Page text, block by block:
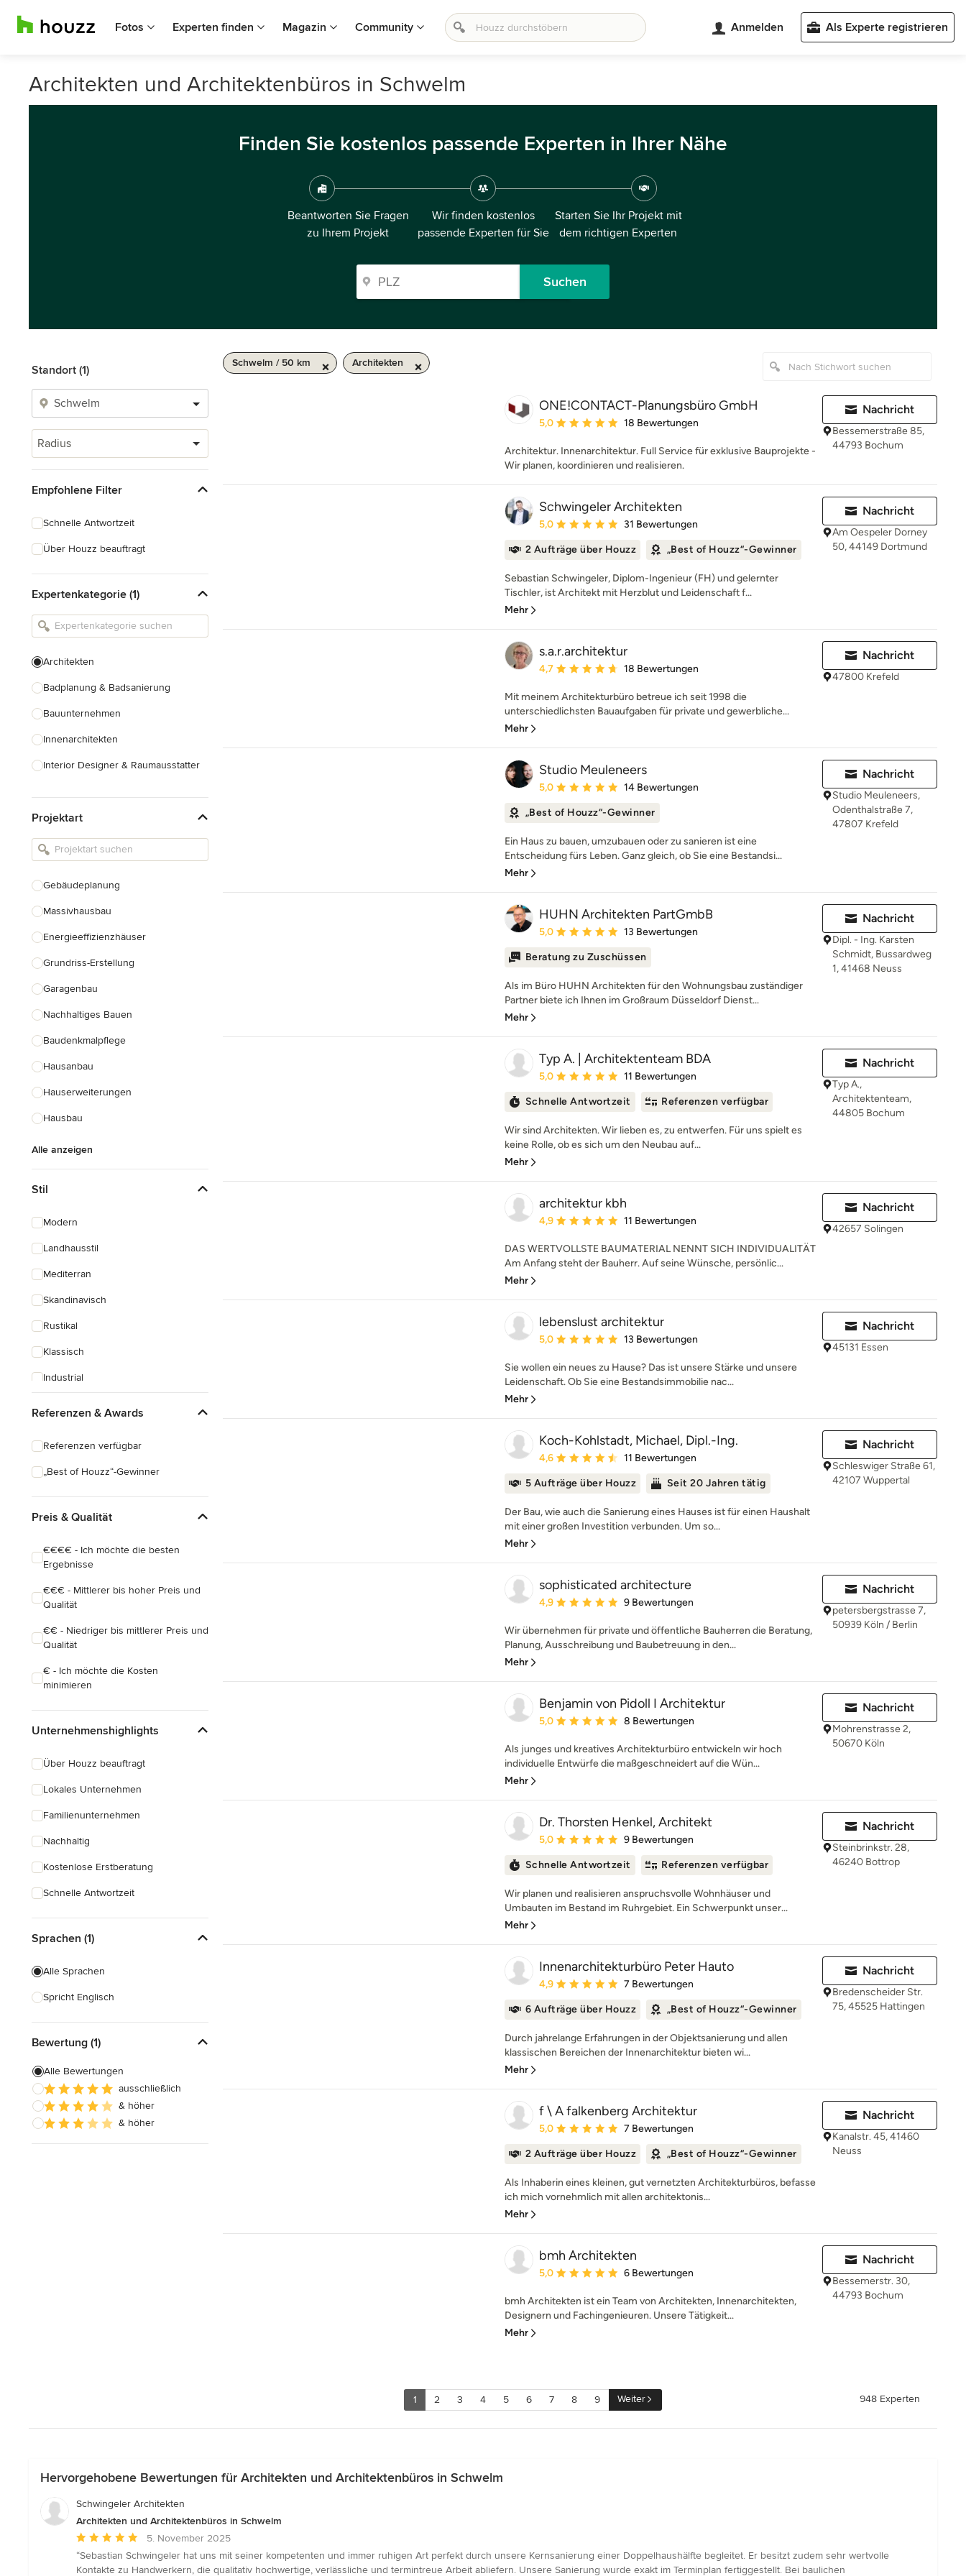
Fotos Experten finden Magazin Community Anmelden Als Experte registrieren
Architekten und Architektenbüros in Schwelm
Finden Sie kostenlos passende Experten in Ihrer Nähe
Beantworten Sie Fragen
zu Ihrem Projekt
Wir finden kostenlos
passende Experten für Sie
Starten Sie Ihr Projekt mit
dem richtigen Experten
Suchen
Standort (1)
Radius
Empfohlene Filter
Schnelle Antwortzeit
Über Houzz beauftragt
Expertenkategorie (1)
Architekten
Badplanung & Badsanierung
Bauunternehmen
Innenarchitekten
Interior Designer & Raumausstatter
Landschaftsarchitekten
Armaturen & Sanitärbedarf
Einbauschränke
Projektart
Gebäudeplanung
Massivhausbau
Energieeffizienzhäuser
Grundriss-Erstellung
Garagenbau
Nachhaltiges Bauen
Baudenkmalpflege
Hausanbau
Hauserweiterungen
Hausbau
Alle anzeigen
Stil
Modern
Landhausstil
Mediterran
Skandinavisch
Rustikal
Klassisch
Industrial
Referenzen & Awards
Referenzen verfügbar
„Best of Houzz“-Gewinner
Preis & Qualität
€€€€ - Ich möchte die besten
Ergebnisse
€€€ - Mittlerer bis hoher Preis und
Qualität
€€ - Niedriger bis mittlerer Preis und
Qualität
€ - Ich möchte die Kosten
minimieren
Unternehmenshighlights
Über Houzz beauftragt
Lokales Unternehmen
Familienunternehmen
Nachhaltig
Kostenlose Erstberatung
Schnelle Antwortzeit
Sprachen (1)
Alle Sprachen
Spricht Englisch
Bewertung (1)
Alle Bewertungen
ausschließlich
& höher
& höher
Schwelm / 50 km Architekten
ONE!CONTACT-Planungsbüro GmbH
Durchschnittliche Bewertung: 5 von 5 Sternen
5,0 18 Bewertungen
Architektur. Innenarchitektur. Full Service für exklusive Bauprojekte -
Wir planen, koordinieren und realisieren.
Nachricht
Bessemerstraße 85,
44793 Bochum
Schwingeler Architekten
Durchschnittliche Bewertung: 5 von 5 Sternen
5,0 31 Bewertungen
2 Aufträge über Houzz „Best of Houzz“-Gewinner
Sebastian Schwingeler, Diplom-Ingenieur (FH) und gelernter
Tischler, ist Architekt mit Herzblut und Leidenschaft f...
Mehr
Nachricht
Am Oespeler Dorney
50, 44149 Dortmund
s.a.r.architektur
Durchschnittliche Bewertung: 4.7 von 5 Sternen
4,7 18 Bewertungen
Mit meinem Architekturbüro betreue ich seit 1998 die
unterschiedlichsten Bauaufgaben für private und gewerbliche...
Mehr
Nachricht
47800 Krefeld
Studio Meuleneers
Durchschnittliche Bewertung: 5 von 5 Sternen
5,0 14 Bewertungen
„Best of Houzz“-Gewinner
Ein Haus zu bauen, umzubauen oder zu sanieren ist eine
Entscheidung fürs Leben. Ganz gleich, ob Sie eine Bestandsi...
Mehr
Nachricht
Studio Meuleneers,
Odenthalstraße 7,
47807 Krefeld
HUHN Architekten PartGmbB
Durchschnittliche Bewertung: 5 von 5 Sternen
5,0 13 Bewertungen
Beratung zu Zuschüssen
Als im Büro HUHN Architekten für den Wohnungsbau zuständiger
Partner biete ich Ihnen im Großraum Düsseldorf Dienst...
Mehr
Nachricht
Dipl. - Ing. Karsten
Schmidt, Bussardweg
1, 41468 Neuss
Typ A. | Architektenteam BDA
Durchschnittliche Bewertung: 5 von 5 Sternen
5,0 11 Bewertungen
Schnelle Antwortzeit Referenzen verfügbar
Wir sind Architekten. Wir lieben es, zu entwerfen. Für uns spielt es
keine Rolle, ob es sich um den Neubau auf...
Mehr
Nachricht
Typ A.,
Architektenteam,
44805 Bochum
architektur kbh
Durchschnittliche Bewertung: 4.9 von 5 Sternen
4,9 11 Bewertungen
DAS WERTVOLLSTE BAUMATERIAL NENNT SICH INDIVIDUALITÄT
Am Anfang steht der Bauherr. Auf seine Wünsche, persönlic...
Mehr
Nachricht
42657 Solingen
lebenslust architektur
Durchschnittliche Bewertung: 5 von 5 Sternen
5,0 13 Bewertungen
Sie wollen ein neues zu Hause? Das ist unsere Stärke und unsere
Leidenschaft. Ob Sie eine Bestandsimmobilie nac...
Mehr
Nachricht
45131 Essen
Koch-Kohlstadt, Michael, Dipl.-Ing.
Durchschnittliche Bewertung: 4.6 von 5 Sternen
4,6 11 Bewertungen
5 Aufträge über Houzz Seit 20 Jahren tätig
Der Bau, wie auch die Sanierung eines Hauses ist für einen Haushalt
mit einer großen Investition verbunden. Um so...
Mehr
Nachricht
Schleswiger Straße 61,
42107 Wuppertal
sophisticated architecture
Durchschnittliche Bewertung: 4.9 von 5 Sternen
4,9 9 Bewertungen
Wir übernehmen für private und öffentliche Bauherren die Beratung,
Planung, Ausschreibung und Baubetreuung in den...
Mehr
Nachricht
petersbergstrasse 7,
50939 Köln / Berlin
Benjamin von Pidoll I Architektur
Durchschnittliche Bewertung: 5 von 5 Sternen
5,0 8 Bewertungen
Als junges und kreatives Architekturbüro entwickeln wir hoch
individuelle Entwürfe die maßgeschneidert auf die Wün...
Mehr
Nachricht
Mohrenstrasse 2,
50670 Köln
Dr. Thorsten Henkel, Architekt
Durchschnittliche Bewertung: 5 von 5 Sternen
5,0 9 Bewertungen
Schnelle Antwortzeit Referenzen verfügbar
Wir planen und realisieren anspruchsvolle Wohnhäuser und
Umbauten im Bestand im Ruhrgebiet. Ein Schwerpunkt unser...
Mehr
Nachricht
Steinbrinkstr. 28,
46240 Bottrop
Innenarchitekturbüro Peter Hauto
Durchschnittliche Bewertung: 4.9 von 5 Sternen
4,9 7 Bewertungen
6 Aufträge über Houzz „Best of Houzz“-Gewinner
Durch jahrelange Erfahrungen in der Objektsanierung und allen
klassischen Bereichen der Innenarchitektur bieten wi...
Mehr
Nachricht
Bredenscheider Str.
75, 45525 Hattingen
f \ A falkenberg Architektur
Durchschnittliche Bewertung: 5 von 5 Sternen
5,0 7 Bewertungen
2 Aufträge über Houzz „Best of Houzz“-Gewinner
Als Inhaberin eines kleinen, gut vernetzten Architekturbüros, befasse
ich mich vornehmlich mit allen architektonis...
Mehr
Nachricht
Kanalstr. 45, 41460
Neuss
bmh Architekten
Durchschnittliche Bewertung: 5 von 5 Sternen
5,0 6 Bewertungen
bmh Architekten ist ein Team von Architekten, Innenarchitekten,
Designern und Fachingenieuren. Unsere Tätigkeit...
Mehr
Nachricht
Bessemerstr. 30,
44793 Bochum
1 2 3 4 5 6 7 8 9 Weiter 948 Experten
Hervorgehobene Bewertungen für Architekten und Architektenbüros in Schwelm
Schwingeler Architekten
Architekten und Architektenbüros in Schwelm
Durchschnittliche
Bewertung:
5
5. November 2025
“Sebastian Schwingeler hat uns mit seiner kompetenten und immer ruhigen Art perfekt durch unsere Kernsanierung einer Doppelhaushälfte begleitet. Er besitzt zudem sehr wertvolle
Kontakte zu Handwerkern, die qualitativ hochwertige, verlässliche und termintreue Arbeit abliefern. Unsere Sanierung wurde exakt im Terminplan fertiggestellt. Bei baulichen